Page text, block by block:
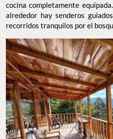
cocina completamente
alrededor hay senderos
recorridos tranquilos por el